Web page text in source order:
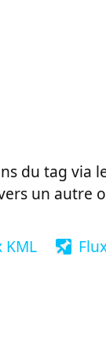
du tag via
un autre
KML